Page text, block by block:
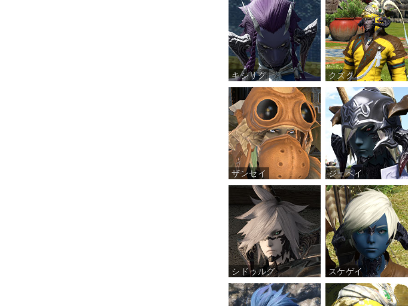
キシリグ クズク
ザンセイ ジェベイ
シドゥルグ スケゲイ